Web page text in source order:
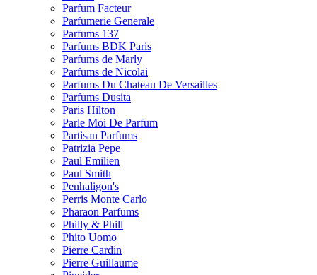
Parfum Facteur
Parfumerie Generale
Parfums 137
Parfums BDK Paris
Parfums de Marly
Parfums de Nicolai
Parfums Du Chateau De Versailles
Parfums Dusita
Paris Hilton
Parle Moi De Parfum
Partisan Parfums
Patrizia Pepe
Paul Emilien
Paul Smith
Penhaligon's
Perris Monte Carlo
Pharaon Parfums
Philly & Phill
Phito Uomo
Pierre Cardin
Pierre Guillaume